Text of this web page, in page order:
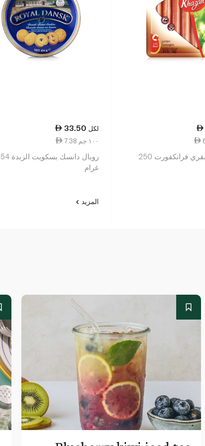
خزان لحم بقري فرانكفورت 250
33.50 لكل
7.38 ١٠٠ جم
رويال دانسك
غرام
المزيد